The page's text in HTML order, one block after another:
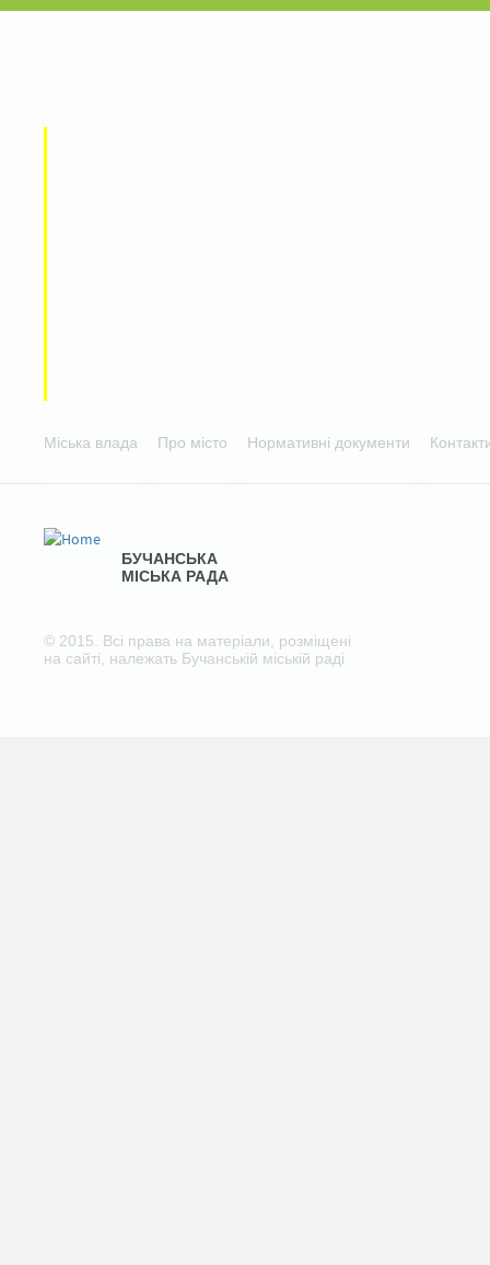
Міська влада Про місто Нормативні документи
БУЧАНСЬКА
МІСЬКА РАДА
© 2015. Всі права на матеріали, розміщені
на сайті, належать Бучанській міській раді